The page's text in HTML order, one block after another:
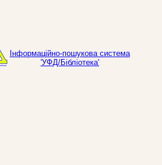
Інформаційно-пошукова система
'УФД/Бібліотека'